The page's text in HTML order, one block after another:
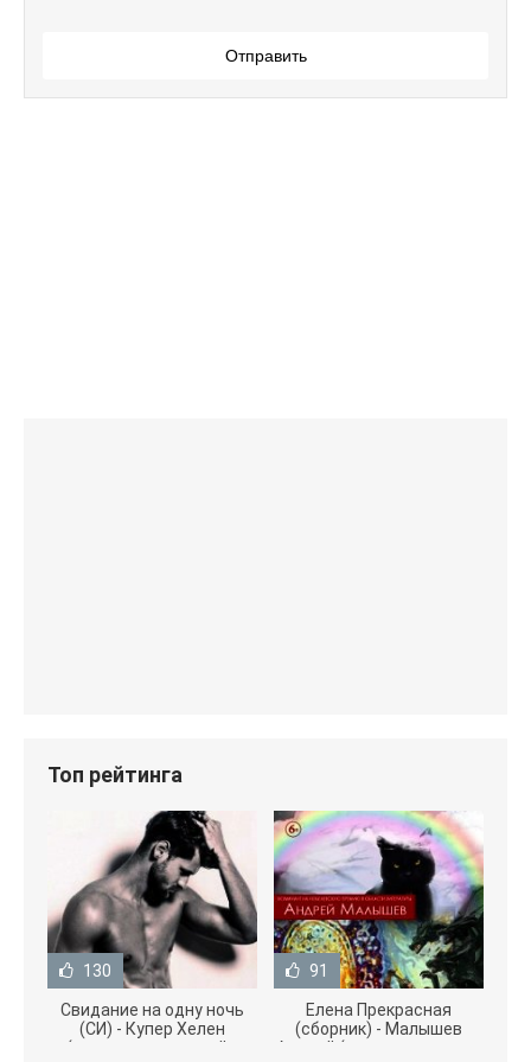
Отправить
Топ рейтинга
130
Свидание на одну ночь
(СИ) - Купер Хелен
(читать книги онлайн
91
Елена Прекрасная
(сборник) - Малышев
Андрей (книги полностью